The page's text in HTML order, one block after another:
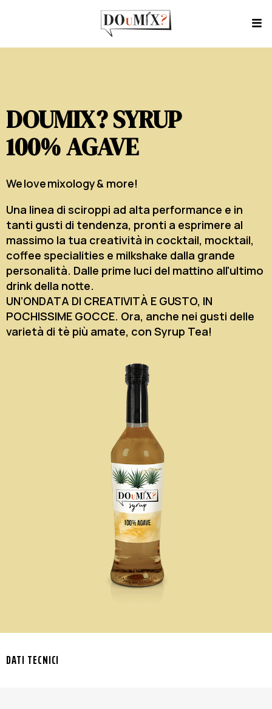
DOUMIX? SYRUP
100% AGAVE
We love mixology & more!
Una linea di sciroppi ad alta performance e in
tanti gusti di tendenza, pronti a esprimere al
massimo la tua creatività in cocktail, mocktail,
coffee specialities e milkshake dalla grande
personalità. Dalle prime luci del mattino all'ultimo
drink della notte.
UN’ONDATA DI CREATIVITÀ E GUSTO, IN
POCHISSIME GOCCE. Ora, anche nei gusti delle
varietà di tè più amate, con Syrup Tea!
DATI TECNICI